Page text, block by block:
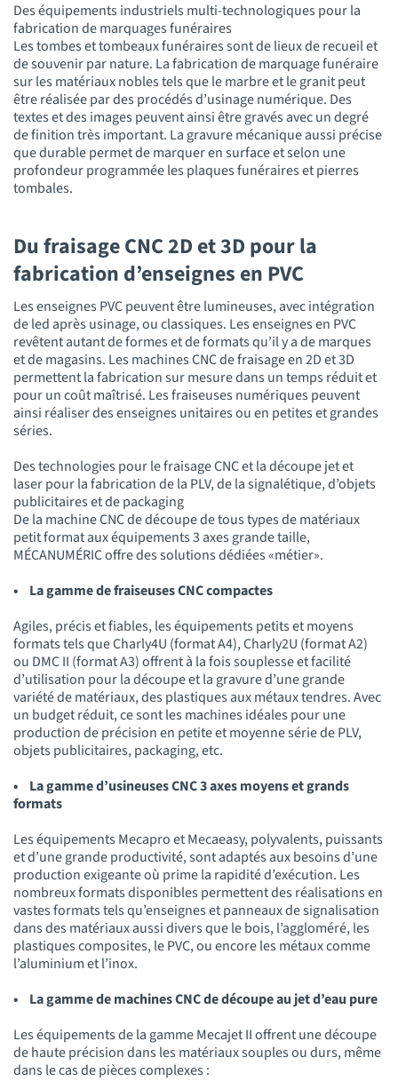
Des équipements industriels multi-technologiques pour la
fabrication de marquages funéraires
Les tombes et tombeaux funéraires sont de lieux de recueil et
de souvenir par nature. La fabrication de marquage funéraire
sur les matériaux nobles tels que le marbre et le granit peut
être réalisée par des procédés d’usinage numérique. Des
textes et des images peuvent ainsi être gravés avec un degré
de finition très important. La gravure mécanique aussi précise
que durable permet de marquer en surface et selon une
profondeur programmée les plaques funéraires et pierres
tombales.
Du fraisage CNC 2D et 3D pour la
fabrication d’enseignes en PVC
Les enseignes PVC peuvent être lumineuses, avec intégration
de led après usinage, ou classiques. Les enseignes en PVC
revêtent autant de formes et de formats qu’il y a de marques
et de magasins. Les machines CNC de fraisage en 2D et 3D
permettent la fabrication sur mesure dans un temps réduit et
pour un coût maîtrisé. Les fraiseuses numériques peuvent
ainsi réaliser des enseignes unitaires ou en petites et grandes
séries.
Des technologies pour le fraisage CNC et la découpe jet et
laser pour la fabrication de la PLV, de la signalétique, d’objets
publicitaires et de packaging
De la machine CNC de découpe de tous types de matériaux
petit format aux équipements 3 axes grande taille,
MÉCANUMÉRIC offre des solutions dédiées «métier».
• La gamme de fraiseuses CNC compactes
Agiles, précis et fiables, les équipements petits et moyens
formats tels que Charly4U (format A4), Charly2U (format A2)
ou DMC II (format A3) offrent à la fois souplesse et facilité
d’utilisation pour la découpe et la gravure d’une grande
variété de matériaux, des plastiques aux métaux tendres. Avec
un budget réduit, ce sont les machines idéales pour une
production de précision en petite et moyenne série de PLV,
objets publicitaires, packaging, etc.
• La gamme d’usineuses CNC 3 axes moyens et grands
formats
Les équipements Mecapro et Mecaeasy, polyvalents, puissants
et d’une grande productivité, sont adaptés aux besoins d’une
production exigeante où prime la rapidité d’exécution. Les
nombreux formats disponibles permettent des réalisations en
vastes formats tels qu’enseignes et panneaux de signalisation
dans des matériaux aussi divers que le bois, l’aggloméré, les
plastiques composites, le PVC, ou encore les métaux comme
l’aluminium et l’inox.
• La gamme de machines CNC de découpe au jet d’eau pure
Les équipements de la gamme Mecajet II offrent une découpe
de haute précision dans les matériaux souples ou durs, même
dans le cas de pièces complexes :